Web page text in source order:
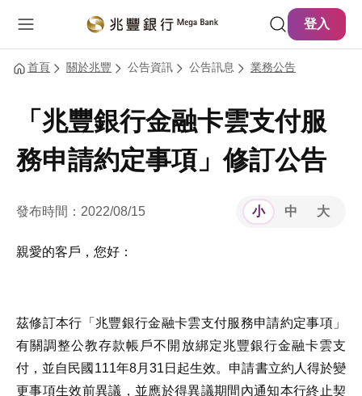
登入
首頁 關於兆豐 公告資訊 公告訊息 業務公告
「兆豐銀行金融卡雲支付服
務申請約定事項」修訂公告
發布時間：2022/08/15 小 中 大
親愛的客戶，您好：
茲修訂本行「兆豐銀行金融卡雲支付服務申請約定事項」
有關調整公教存款帳戶不開放綁定兆豐銀行金融卡雲支
付，並自民國111年8月31日起生效。申請書立約人得於變
更事項生效前異議，並應於得異議期間內通知本行終止契